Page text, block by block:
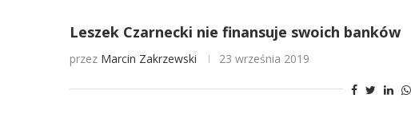
Leszek Czarnecki nie finansuje swoich banków
przez Marcin Zakrzewski 23 września 2019